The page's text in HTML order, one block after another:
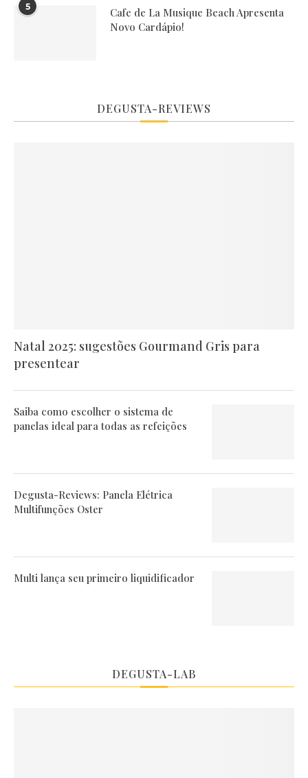
5
Cafe de La Musique Beach Apresenta
Novo Cardápio!
DEGUSTA-REVIEWS
Natal 2025: sugestões Gourmand Gris para
presentear
Saiba como escolher o sistema de
panelas ideal para todas as refeições
Degusta-Reviews: Panela Elétrica
Multifunções Oster
Multi lança seu primeiro liquidificador
DEGUSTA-LAB